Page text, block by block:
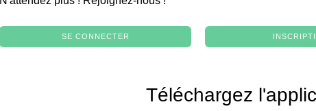
SE CONNECTER
Téléchargez